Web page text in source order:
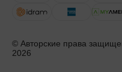
© Авторские права
2026